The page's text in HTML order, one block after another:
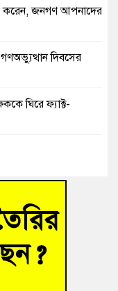
করেন, জনগণ আপনাদের
দিবসের
ঘিরে ফ্যাক্ট-
ও সংবর্ধনা
হাফিজুর রহমান
অবরুদ্ধ জবি